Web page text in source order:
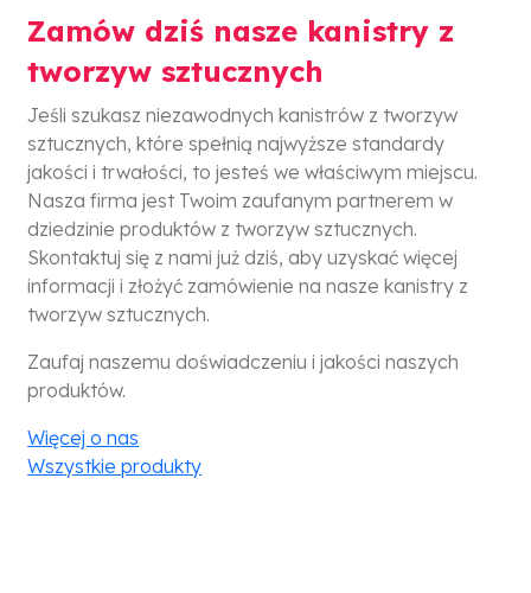
Zamów dziś nasze kanistry z
tworzyw sztucznych
Jeśli szukasz niezawodnych kanistrów z tworzyw
sztucznych, które spełnią najwyższe standardy
jakości i trwałości, to jesteś we właściwym miejscu.
Nasza firma jest Twoim zaufanym partnerem w
dziedzinie produktów z tworzyw sztucznych.
Skontaktuj się z nami już dziś, aby uzyskać więcej
informacji i złożyć zamówienie na nasze kanistry z
tworzyw sztucznych.
Zaufaj naszemu doświadczeniu i jakości naszych
produktów.
Więcej o nas
Wszystkie produkty